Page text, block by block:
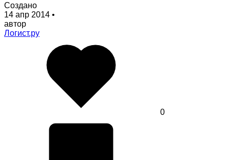
Создано
14 апр 2014 •
автор
Логист.ру
0